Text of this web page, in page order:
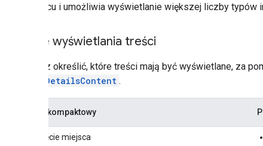
o miejscu i umożliwia wyświetlanie większej liczby typów
Opcje wyświetlania treści
Możesz określić, które treści mają być wyświetlane, za
PlaceDetailsContent .
Widok kompaktowy
Zdjęcie miejsca